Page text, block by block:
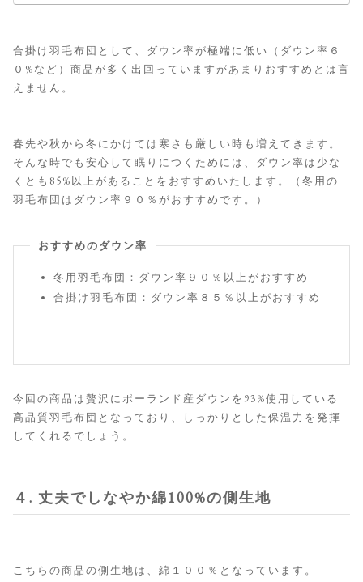
合掛け羽毛布団として、ダウン率が極端に低い（ダウン率６
０%など）商品が多く出回っていますがあまりおすすめとは言
えません。
春先や秋から冬にかけては寒さも厳しい時も増えてきます。
そんな時でも安心して眠りにつくためには、ダウン率は少な
くとも85%以上があることをおすすめいたします。（冬用の
羽毛布団はダウン率９０％がおすすめです。）
おすすめのダウン率
冬用羽毛布団：ダウン率９０％以上がおすすめ
合掛け羽毛布団：ダウン率８５％以上がおすすめ
今回の商品は贅沢にポーランド産ダウンを93%使用している
高品質羽毛布団となっており、しっかりとした保温力を発揮
してくれるでしょう。
４. 丈夫でしなやか綿100%の側生地
こちらの商品の側生地は、綿１００％となっています。